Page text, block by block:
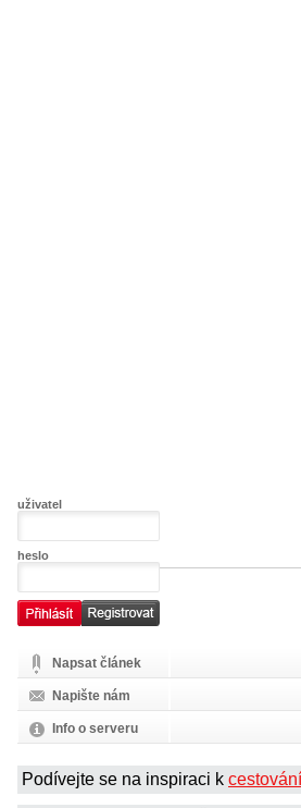
uživatel
heslo
Napsat článek
Napište nám
Info o serveru
Podívejte se na inspiraci k